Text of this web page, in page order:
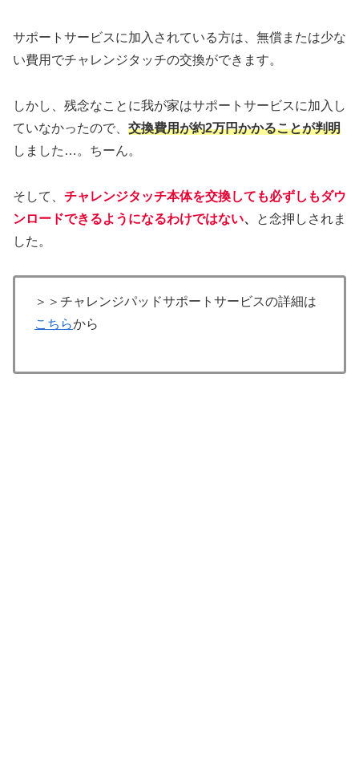
サポートサービスに加入されている方は、無償または少な
い費用でチャレンジタッチの交換ができます。
しかし、残念なことに我が家はサポートサービスに加入し
ていなかったので、 交換費用が約2万円かかることが判明
しました…。ちーん。
そして、 チャレンジタッチ本体を交換しても必ずしもダウ
ンロードできるようになるわけではない、
と念押しされま
した。
＞＞チャレンジパッドサポートサービスの詳細は
こちらから